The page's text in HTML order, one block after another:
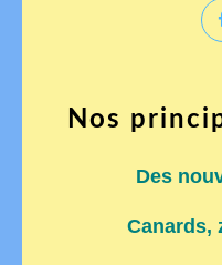
Nos
Des
Canards,